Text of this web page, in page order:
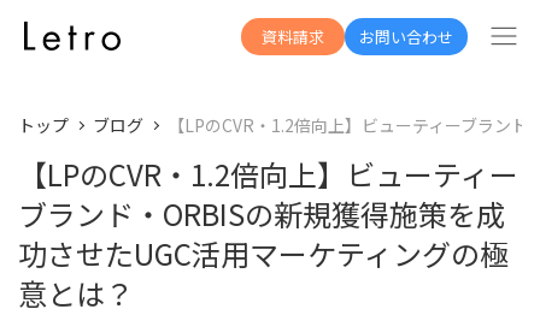
資料請求 お問い合わせ
トップ ブログ 【LPのCVR・1.2倍向上】ビューティーブラン
【LPのCVR・1.2倍向上】ビューティー
ブランド・ORBISの新規獲得施策を成
功させたUGC活用マーケティングの極
意とは？